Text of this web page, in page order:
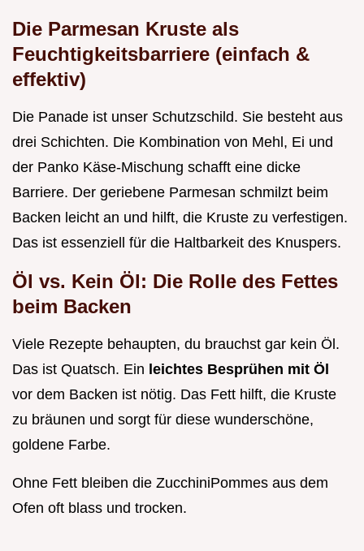
Die Parmesan Kruste als
Feuchtigkeitsbarriere (einfach &
effektiv)
Die Panade ist unser Schutzschild. Sie besteht aus
drei Schichten. Die Kombination von Mehl, Ei und
der Panko Käse-Mischung schafft eine dicke
Barriere. Der geriebene Parmesan schmilzt beim
Backen leicht an und hilft, die Kruste zu verfestigen.
Das ist essenziell für die Haltbarkeit des Knuspers.
Öl vs. Kein Öl: Die Rolle des Fettes
beim Backen
Viele Rezepte behaupten, du brauchst gar kein Öl.
Das ist Quatsch. Ein leichtes Besprühen mit Öl
vor dem Backen ist nötig. Das Fett hilft, die Kruste
zu bräunen und sorgt für diese wunderschöne,
goldene Farbe.
Ohne Fett bleiben die ZucchiniPommes aus dem
Ofen oft blass und trocken.